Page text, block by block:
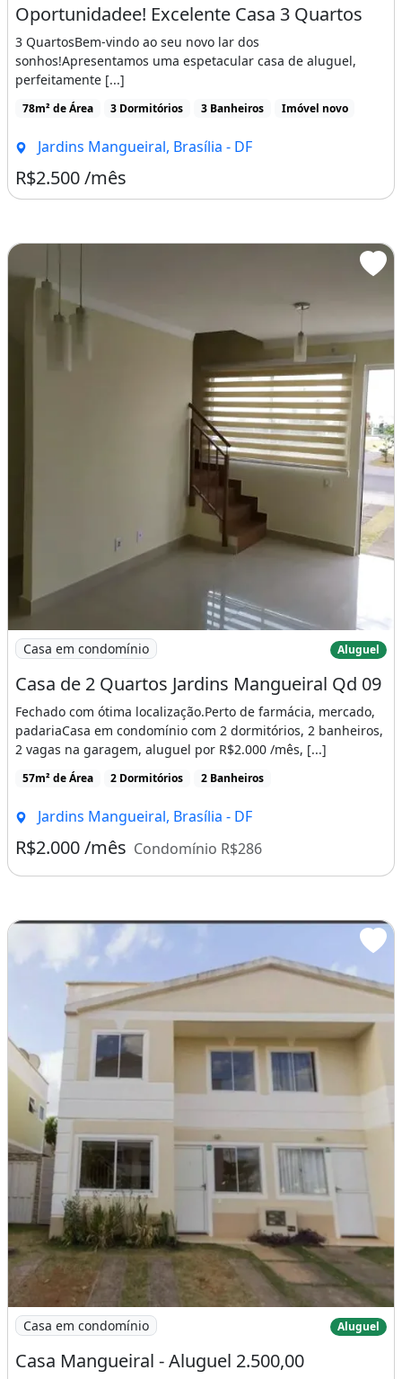
Oportunidadee! Excelente Casa 3 Quartos
3 QuartosBem-vindo ao seu novo lar dos
sonhos!Apresentamos uma espetacular casa de aluguel,
perfeitamente [...]
78m² de Área 3 Dormitórios 3 Banheiros Imóvel novo
Jardins Mangueiral, Brasília - DF
R$2.500 /mês
Imagem: Casa de 2 Quartos Jardins Mangueiral Qd
Casa em condomínio Aluguel
Casa de 2 Quartos Jardins Mangueiral Qd 09
Fechado com ótima localização.Perto de farmácia, mercado,
padariaCasa em condomínio com 2 dormitórios, 2 banheiros,
2 vagas na garagem, aluguel por R$2.000 /mês, [...]
57m² de Área 2 Dormitórios 2 Banheiros
Jardins Mangueiral, Brasília - DF
R$2.000 /mês Condomínio R$286
Imagem: Casa Mangueiral - Aluguel 2.500,00
Casa em condomínio Aluguel
Casa Mangueiral - Aluguel 2.500,00